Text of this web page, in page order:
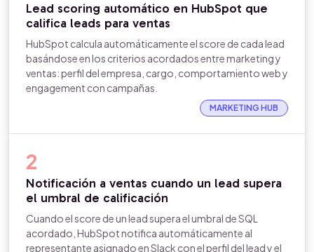
Lead scoring automático en HubSpot que
califica leads para ventas
HubSpot calcula automáticamente el score de cada lead
basándose en los criterios acordados entre marketing y
ventas: perfil del empresa, cargo, comportamiento web y
engagement con campañas.
MARKETING HUB
2
Notificación a ventas cuando un lead supera
el umbral de calificación
Cuando el score de un lead supera el umbral de SQL
acordado, HubSpot notifica automáticamente al
representante asignado en Slack con el perfil del lead y el